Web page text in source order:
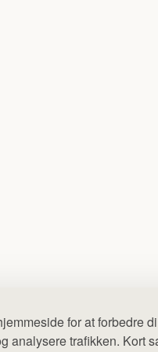
for at forbedre
analysere trafikken. Kort